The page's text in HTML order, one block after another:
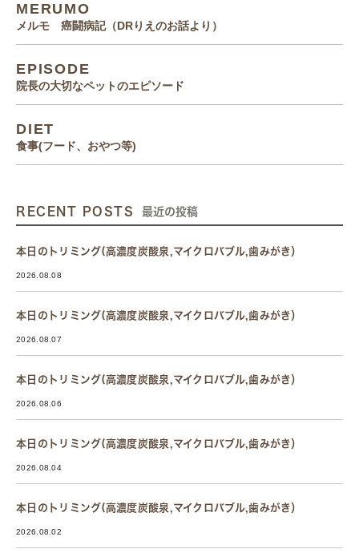
MERUMO
メルモ 癌闘病記（DRりえのお話より）
EPISODE
院長の大切なペットのエピソード
DIET
食事(フード、おやつ等)
RECENT POSTS 最近の投稿
本日のトリミング(高濃度炭酸泉,マイクロバブル,歯みがき）
2026.08.08
本日のトリミング(高濃度炭酸泉,マイクロバブル,歯みがき）
2026.08.07
本日のトリミング(高濃度炭酸泉,マイクロバブル,歯みがき）
2026.08.06
本日のトリミング(高濃度炭酸泉,マイクロバブル,歯みがき）
2026.08.04
本日のトリミング(高濃度炭酸泉,マイクロバブル,歯みがき）
2026.08.02